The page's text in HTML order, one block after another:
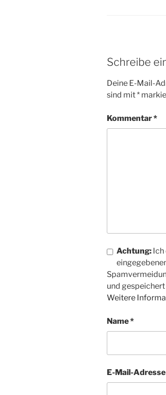
Schreibe
Deine E-Mail-
sind mit*
Kommentar*
Achtung: Ich
und
Weitere
Name*
E-Mail-Adresse